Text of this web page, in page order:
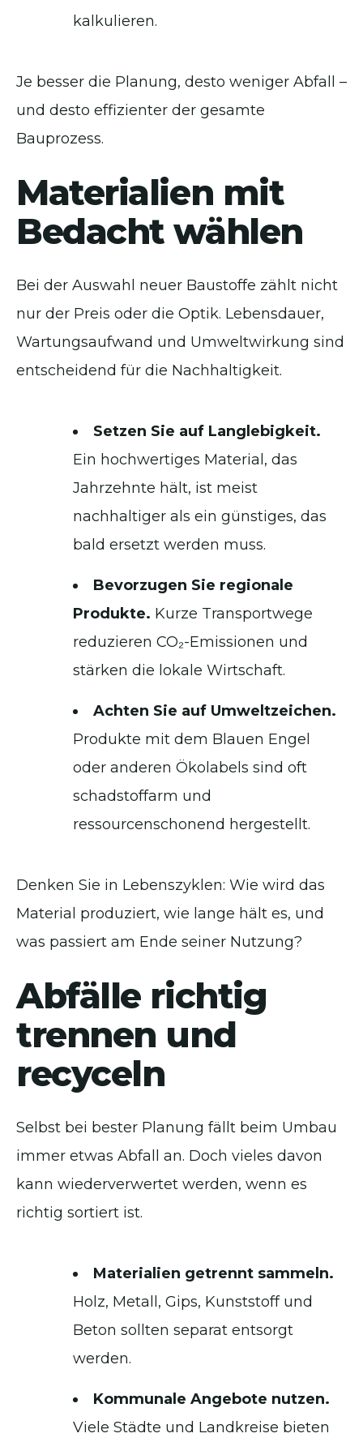
kalkulieren.
Je besser die Planung, desto weniger Abfall –
und desto effizienter der gesamte
Bauprozess.
Materialien mit
Bedacht wählen
Bei der Auswahl neuer Baustoffe zählt nicht
nur der Preis oder die Optik. Lebensdauer,
Wartungsaufwand und Umweltwirkung sind
entscheidend für die Nachhaltigkeit.
Setzen Sie auf Langlebigkeit.
Ein hochwertiges Material, das
Jahrzehnte hält, ist meist
nachhaltiger als ein günstiges, das
bald ersetzt werden muss.
Bevorzugen Sie regionale
Produkte. Kurze Transportwege
reduzieren CO₂-Emissionen und
stärken die lokale Wirtschaft.
Achten Sie auf Umweltzeichen.
Produkte mit dem Blauen Engel
oder anderen Ökolabels sind oft
schadstoffarm und
ressourcenschonend hergestellt.
Denken Sie in Lebenszyklen: Wie wird das
Material produziert, wie lange hält es, und
was passiert am Ende seiner Nutzung?
Abfälle richtig
trennen und
recyceln
Selbst bei bester Planung fällt beim Umbau
immer etwas Abfall an. Doch vieles davon
kann wiederverwertet werden, wenn es
richtig sortiert ist.
Materialien getrennt sammeln.
Holz, Metall, Gips, Kunststoff und
Beton sollten separat entsorgt
werden.
Kommunale Angebote nutzen.
Viele Städte und Landkreise bieten